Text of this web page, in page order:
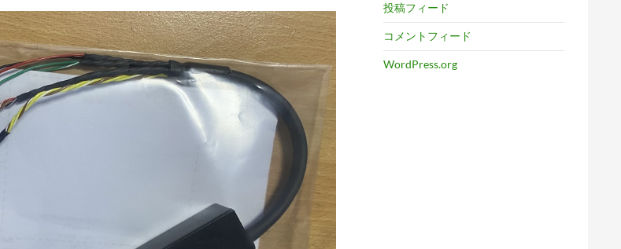
投稿フィード
コメントフィード
WordPress.org